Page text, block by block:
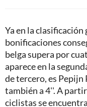
Ya en la
bonificaciones
belga supera por
aparece en la
de tercero, es
también a 4''. A
ciclistas se